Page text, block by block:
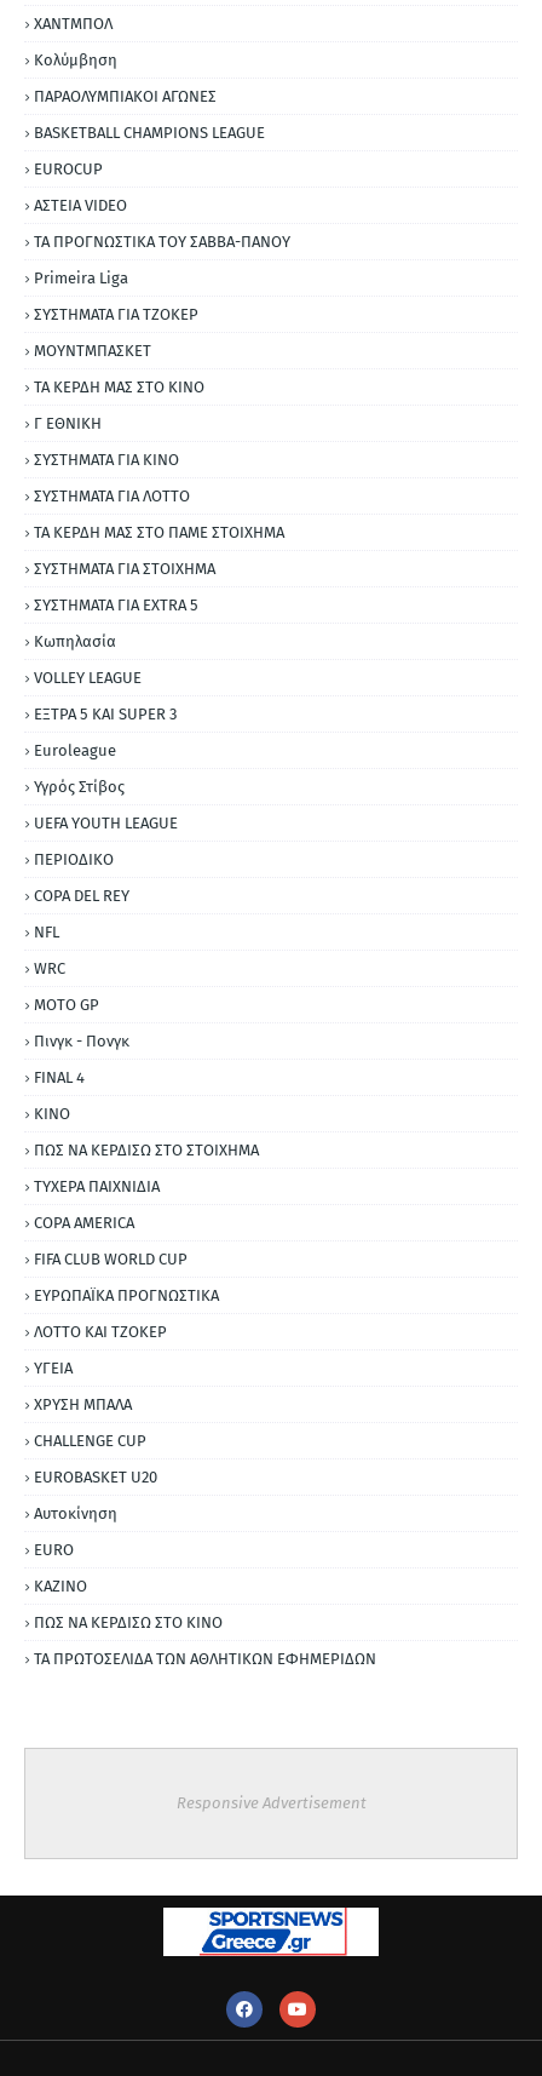
ΧΑΝΤΜΠΟΛ
Κολύμβηση
ΠΑΡΑΟΛΥΜΠΙΑΚΟΙ ΑΓΩΝΕΣ
BASKETBALL CHAMPIONS LEAGUE
EUROCUP
ΑΣΤΕΙΑ VIDEO
ΤΑ ΠΡΟΓΝΩΣΤΙΚΑ ΤΟΥ ΣΑΒΒΑ-ΠΑΝΟΥ
Primeira Liga
ΣΥΣΤΗΜΑΤΑ ΓΙΑ ΤΖΟΚΕΡ
ΜΟΥΝΤΜΠΑΣΚΕΤ
ΤΑ ΚΕΡΔΗ ΜΑΣ ΣΤΟ ΚΙΝΟ
Γ ΕΘΝΙΚΗ
ΣΥΣΤΗΜΑΤΑ ΓΙΑ ΚΙΝΟ
ΣΥΣΤΗΜΑΤΑ ΓΙΑ ΛΟΤΤΟ
ΤΑ ΚΕΡΔΗ ΜΑΣ ΣΤΟ ΠΑΜΕ ΣΤΟΙΧΗΜΑ
ΣΥΣΤΗΜΑΤΑ ΓΙΑ ΣΤΟΙΧΗΜΑ
ΣΥΣΤΗΜΑΤΑ ΓΙΑ ΕΧΤRΑ 5
Κωπηλασία
VOLLEY LEAGUE
ΕΞΤΡΑ 5 ΚΑΙ SUPER 3
Εuroleague
Υγρός Στίβος
UEFA YOUTH LEAGUE
ΠΕΡΙΟΔΙΚΟ
COPA DEL REY
NFL
WRC
MOTO GP
Πινγκ - Πονγκ
FINAL 4
ΚΙΝΟ
ΠΩΣ ΝΑ ΚΕΡΔΙΣΩ ΣΤΟ ΣΤΟΙΧΗΜΑ
ΤΥΧΕΡΑ ΠΑΙΧΝΙΔΙΑ
COPA AMERICA
FIFA CLUB WORLD CUP
ΕΥΡΩΠΑΪΚΑ ΠΡΟΓΝΩΣΤΙΚΑ
ΛΟΤΤΟ ΚΑΙ ΤΖΟΚΕΡ
ΥΓΕΙΑ
ΧΡΥΣΗ ΜΠΑΛΑ
CHALLENGE CUP
EUROBASKET U20
Αυτοκίνηση
ΕURO
ΚΑΖΙΝΟ
ΠΩΣ ΝΑ ΚΕΡΔΙΣΩ ΣΤΟ ΚΙΝΟ
ΤΑ ΠΡΩΤΟΣΕΛΙΔΑ ΤΩΝ ΑΘΛΗΤΙΚΩΝ ΕΦΗΜΕΡΙΔΩΝ
Responsive Advertisement